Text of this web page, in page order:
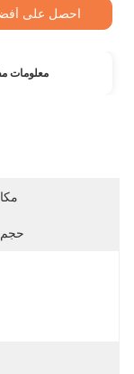
احصل على
معلومات
حجم